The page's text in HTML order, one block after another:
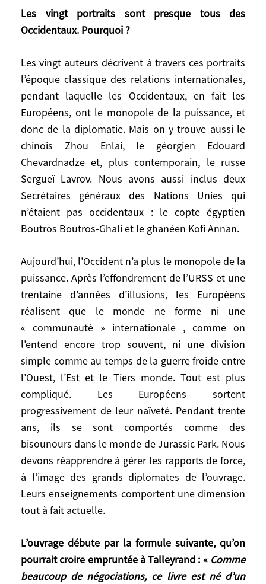
Les vingt portraits sont presque tous des
Occidentaux. Pourquoi ?
Les vingt auteurs décrivent à travers ces portraits
l’époque classique des relations internationales,
pendant laquelle les Occidentaux, en fait les
Européens, ont le monopole de la puissance, et
donc de la diplomatie. Mais on y trouve aussi le
chinois Zhou Enlai, le géorgien Edouard
Chevardnadze et, plus contemporain, le russe
Sergueï Lavrov. Nous avons aussi inclus deux
Secrétaires généraux des Nations Unies qui
n’étaient pas occidentaux : le copte égyptien
Boutros Boutros-Ghali et le ghanéen Kofi Annan.
Aujourd’hui, l’Occident n’a plus le monopole de la
puissance. Après l’effondrement de l’URSS et une
trentaine d’années d’illusions, les Européens
réalisent que le monde ne forme ni une
« communauté » internationale , comme on
l’entend encore trop souvent, ni une division
simple comme au temps de la guerre froide entre
l’Ouest, l’Est et le Tiers monde. Tout est plus
compliqué. Les Européens sortent
progressivement de leur naïveté. Pendant trente
ans, ils se sont comportés comme des
bisounours dans le monde de Jurassic Park. Nous
devons réapprendre à gérer les rapports de force,
à l’image des grands diplomates de l’ouvrage.
Leurs enseignements comportent une dimension
tout à fait actuelle.
L’ouvrage débute par la formule suivante, qu’on
pourrait croire empruntée à Talleyrand : « Comme
beaucoup de négociations, ce livre est né d’un
diplomatique, porte-parole, puis secrétaire
général. Cela m’a beaucoup appris sur le
monde réel. Il faut distinguer la
d’expert et celle de décideur. Le bon
décideur – un président, un ministre – doit
se nourrir de tout cela pour trancher en
situation concrète.
Les vingt portraits sont presque tous des
Occidentaux. Pourquoi ?
Les vingt auteurs décrivent à travers ces
portraits l’époque classique des relations
internationales, pendant laquelle les
monopole de la puissance, et donc de la
diplomatie. Mais on y trouve aussi le
chinois Zhou Enlai, le géorgien Edouard
Chevardnadze et, plus contemporain, le
russe Sergueï Lavrov. Nous avons aussi
inclus deux Secrétaires généraux des
Nations Unies qui n’étaient pas
occidentaux : le copte égyptien Boutros
Boutros-Ghali et le ghanéen Kofi Annan.
Aujourd’hui, l’Occident n’a plus le
monopole de la puissance. Après
l’effondrement de l’URSS et une trentaine
d’années d’illusions, les Européens
réalisent que le monde ne forme ni une
« communauté » internationale , comme
on l’entend encore trop souvent, ni une
division simple comme au temps de la
monde. Tout est plus compliqué. Les
Européens sortent progressivement de
leur naïveté. Pendant trente ans, ils se